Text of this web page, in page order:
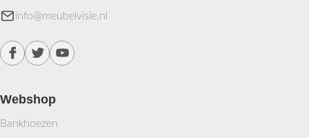
info@meubelvisie.nl
Webshop
Bankhoezen